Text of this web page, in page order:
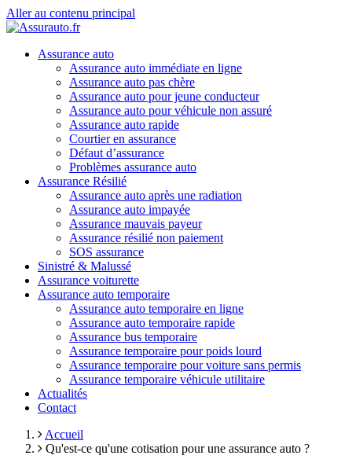
Aller au contenu principal
Assurance auto
Assurance auto immédiate en ligne
Assurance auto pas chère
Assurance auto pour jeune conducteur
Assurance auto pour véhicule non assuré
Assurance auto rapide
Courtier en assurance
Défaut d’assurance
Problèmes assurance auto
Assurance Résilié
Assurance auto après une radiation
Assurance auto impayée
Assurance mauvais payeur
Assurance résilié non paiement
SOS assurance
Sinistré & Malussé
Assurance voiturette
Assurance auto temporaire
Assurance auto temporaire en ligne
Assurance auto temporaire rapide
Assurance bus temporaire
Assurance temporaire pour poids lourd
Assurance temporaire pour voiture sans permis
Assurance temporaire véhicule utilitaire
Actualités
Contact
Accueil
Qu'est-ce qu'une cotisation pour une assurance auto ?